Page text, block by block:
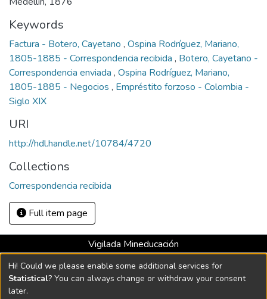
Keywords
Factura - Botero, Cayetano , Ospina Rodríguez, Mariano,
1805-1885 - Correspondencia recibida , Botero, Cayetano -
Correspondencia enviada , Ospina Rodríguez, Mariano,
1805-1885 - Negocios , Empréstito forzoso - Colombia -
Siglo XIX
URI
http://hdl.handle.net/10784/4720
Collections
Correspondencia recibida
Full item page
Vigilada Mineducación
Universidad con Acreditación Institucional hasta 2026 -
Resolución MEN 2158 de 2018
Hi! Could we please enable some additional services for
Statistical? You can always change or withdraw your consent
later.